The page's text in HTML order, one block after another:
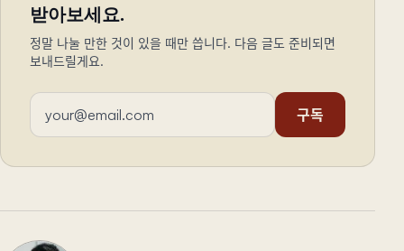
받아보세요.
정말 나눌 만한 것이 있을 때만 씁니다. 다음 글도 준비되면
보내드릴게요.
이메일 주소
구독